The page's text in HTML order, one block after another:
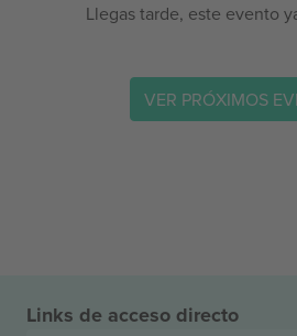
Llegas tarde, este evento
VER PRÓXIMOS
Links de acceso directo